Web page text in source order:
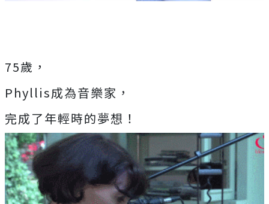
75歲，
Phyllis成為音樂家，
完成了年輕時的夢想！